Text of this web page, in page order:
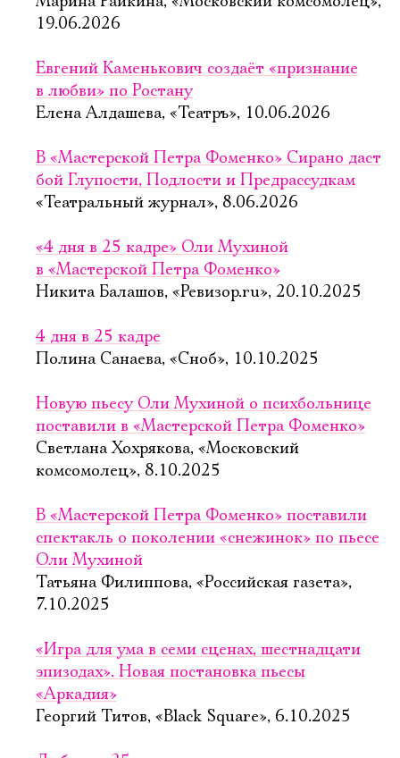
19.06.2026
Евгений Каменькович создаёт «признание
в любви» по Ростану
Елена Алдашева, «Театръ», 10.06.2026
В «Мастерской Петра Фоменко» Сирано даст
бой Глупости, Подлости и Предрассудкам
«Театральный журнал», 8.06.2026
«4 дня в 25 кадре» Оли Мухиной
в «Мастерской Петра Фоменко»
Никита Балашов, «Ревизор.ru», 20.10.2025
4 дня в 25 кадре
Полина Санаева, «Сноб», 10.10.2025
Новую пьесу Оли Мухиной о психбольнице
поставили в «Мастерской Петра Фоменко»
Светлана Хохрякова, «Московский
комсомолец», 8.10.2025
В «Мастерской Петра Фоменко» поставили
спектакль о поколении «снежинок» по пьесе
Оли Мухиной
Татьяна Филиппова, «Российская газета»,
7.10.2025
«Игра для ума в семи сценах, шестнадцати
эпизодах». Новая постановка пьесы
«Аркадия»
Георгий Титов, «Black Square», 6.10.2025